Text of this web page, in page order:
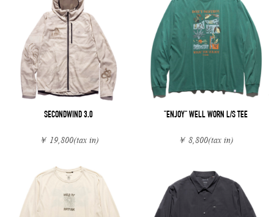
SECONDWIND 3.0
￥ 19,800(tax in)
"ENJOY" WELL WORN L/S TEE
￥ 8,800(tax in)